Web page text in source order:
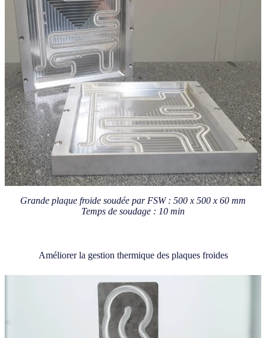
Grande plaque froide soudée par FSW : 500 x 500 x 60 mm
Temps de soudage : 10 min
Améliorer la gestion thermique des plaques froides